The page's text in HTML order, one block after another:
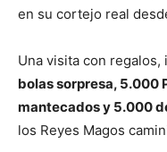
en su cortejo real
Una visita con regalos,
bolas sorpresa, 5.000
mantecados y 5.000
los Reyes Magos